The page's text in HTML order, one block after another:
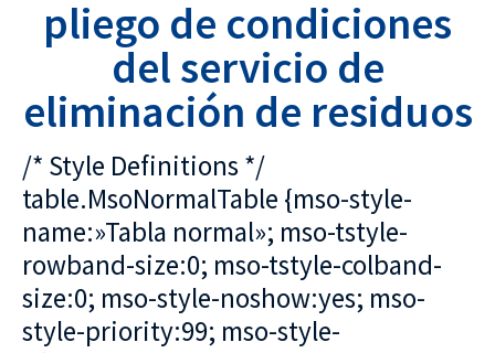
pliego de condiciones
del servicio de
eliminación de residuos
/* Style Definitions */
table.MsoNormalTable {mso-style-
name:»Tabla normal»; mso-tstyle-
rowband-size:0; mso-tstyle-colband-
size:0; mso-style-noshow:yes; mso-
style-priority:99; mso-style-